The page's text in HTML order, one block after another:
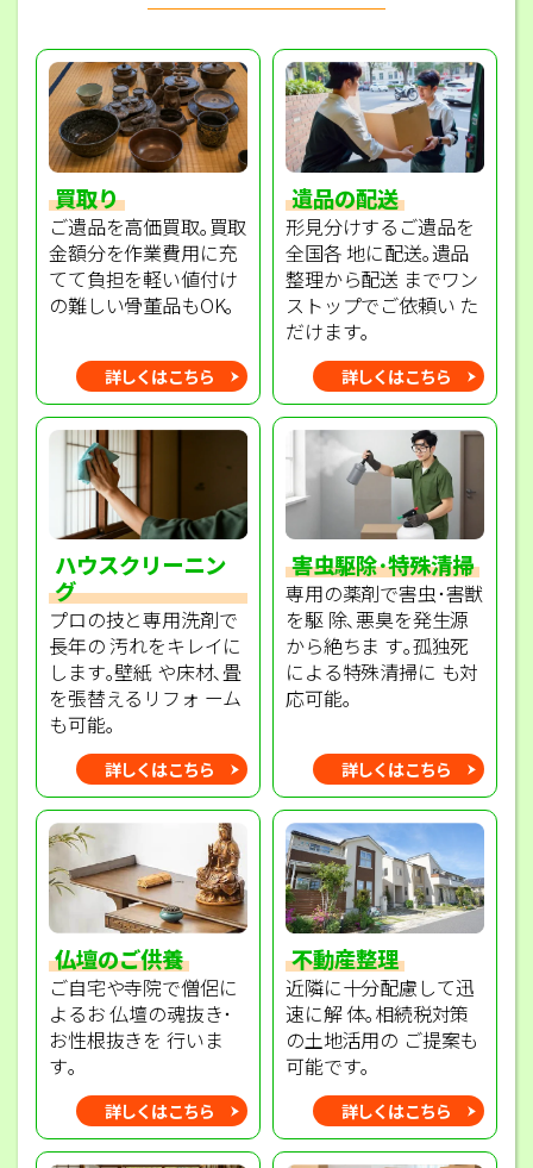
買取り
ご遺品を高価買取｡買取
金額分を作業費用に充
てて負担を軽い値付け
の難しい骨董品もOK｡
詳しくはこちら
遺品の配送
形見分けするご遺品を
全国各 地に配送｡遺品
整理から配送 までワン
ストップでご依頼い た
だけます｡
詳しくはこちら
ハウスクリーニン
グ
プロの技と専用洗剤で
長年の 汚れをキレイに
します｡壁紙 や床材､畳
を張替えるリフォ ーム
も可能｡
詳しくはこちら
害虫駆除･特殊清掃
専用の薬剤で害虫･害獣
を駆 除､悪臭を発生源
から絶ちま す｡孤独死
による特殊清掃に も対
応可能｡
詳しくはこちら
仏壇のご供養
ご自宅や寺院で僧侶に
よるお 仏壇の魂抜き･
お性根抜きを 行いま
す｡
詳しくはこちら
不動産整理
近隣に十分配慮して迅
速に解 体｡相続税対策
の土地活用の ご提案も
可能です｡
詳しくはこちら